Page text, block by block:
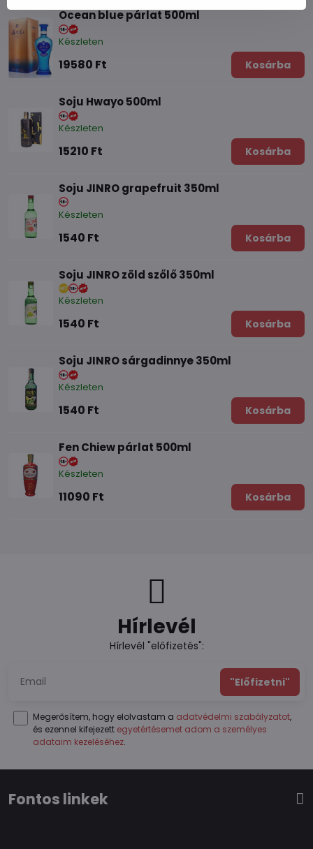
Ocean blue párlat 500ml
Készleten
19580 Ft Kosárba
Soju Hwayo 500ml
Készleten
15210 Ft Kosárba
Soju JINRO grapefruit 350ml
Készleten
1540 Ft Kosárba
Soju JINRO zöld szőlő 350ml
Készleten
1540 Ft Kosárba
Soju JINRO sárgadinnye 350ml
Készleten
1540 Ft Kosárba
Fen Chiew párlat 500ml
Készleten
11090 Ft Kosárba
Hírlevél
Hírlevél "előfizetés":
"Előfizetni"
Megerősítem, hogy elolvastam a adatvédelmi szabályzatot,
és ezennel kifejezett egyetértésemet adom a személyes
adataim kezeléséhez.
Fontos linkek